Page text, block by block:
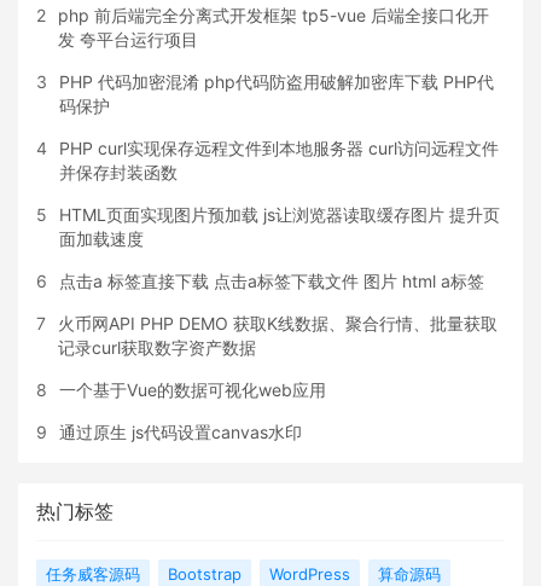
2
php 前后端完全分离式开发框架 tp5-vue 后端全接口化开
发 夸平台运行项目
3
PHP 代码加密混淆 php代码防盗用破解加密库下载 PHP代
码保护
4
PHP curl实现保存远程文件到本地服务器 curl访问远程文件
并保存封装函数
5
HTML页面实现图片预加载 js让浏览器读取缓存图片 提升页
面加载速度
6 点击a 标签直接下载 点击a标签下载文件 图片 html a标签
7
火币网API PHP DEMO 获取K线数据、聚合行情、批量获取
记录curl获取数字资产数据
8 一个基于Vue的数据可视化web应用
9 通过原生 js代码设置canvas水印
热门标签
任务威客源码 Bootstrap WordPress
算命源码